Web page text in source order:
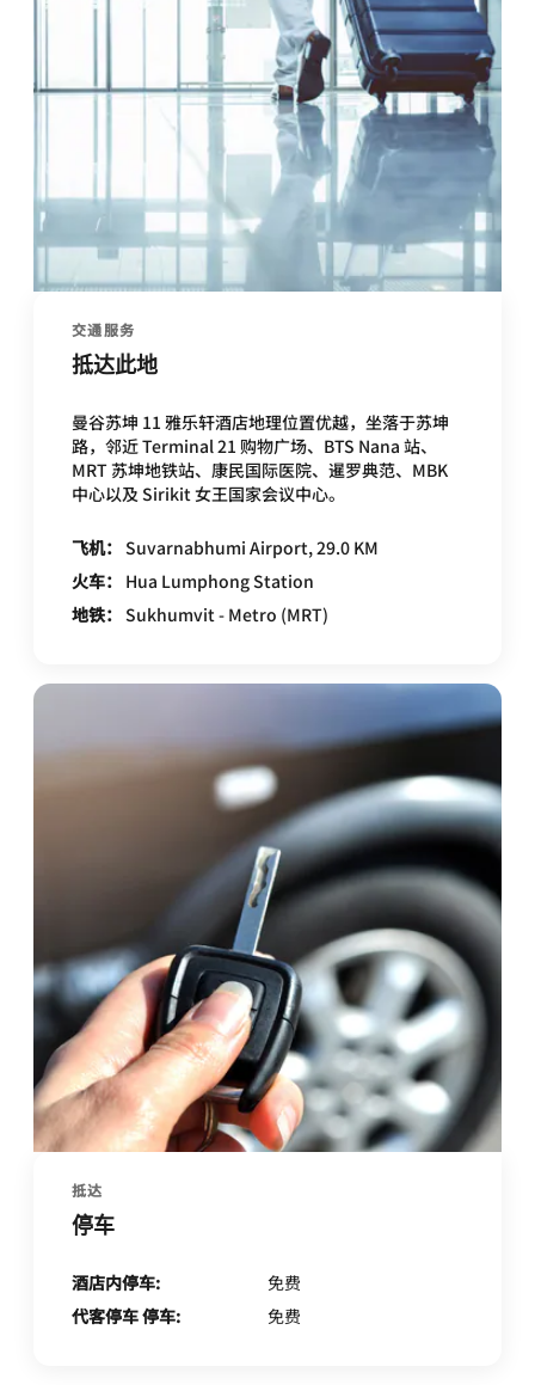
交通服务
抵达此地
曼谷苏坤 11 雅乐轩酒店地理位置优越，坐落于苏坤
路，邻近 Terminal 21 购物广场、BTS Nana 站、
MRT 苏坤地铁站、康民国际医院、暹罗典范、MBK
中心以及 Sirikit 女王国家会议中心。
飞机： Suvarnabhumi Airport, 29.0 KM
火车： Hua Lumphong Station
地铁： Sukhumvit - Metro (MRT)
抵达
停车
酒店内停车:
免费
代客停车 停车:
免费